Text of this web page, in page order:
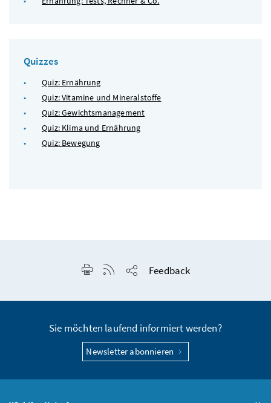
Quizzes
Quiz: Ernährung
Quiz: Vitamine und Mineralstoffe
Quiz: Gewichtsmanagement
Quiz: Klima und Ernährung
Quiz: Bewegung
Seite drucken
RSS-Feed anzeigen
Feedback
Sie möchten laufend informiert werden?
Newsletter abonnieren